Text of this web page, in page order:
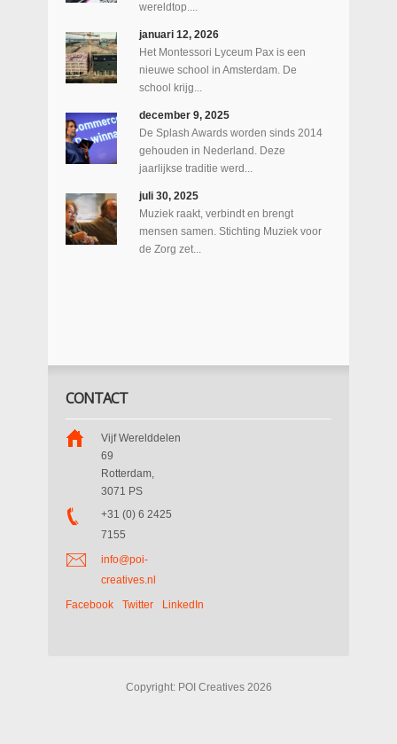
wereldtop....
januari 12, 2026
Het Montessori Lyceum Pax is een
nieuwe school in Amsterdam. De
school krijg...
december 9, 2025
De Splash Awards worden sinds 2014
gehouden in Nederland. Deze
jaarlijkse traditie werd...
juli 30, 2025
Muziek raakt, verbindt en brengt
mensen samen. Stichting Muziek voor
de Zorg zet...
CONTACT
Vijf Werelddelen
69
Rotterdam,
3071 PS
+31 (0) 6 2425
7155
info@poi-
creatives.nl
Facebook
Twitter LinkedIn
Copyright: POI Creatives 2026